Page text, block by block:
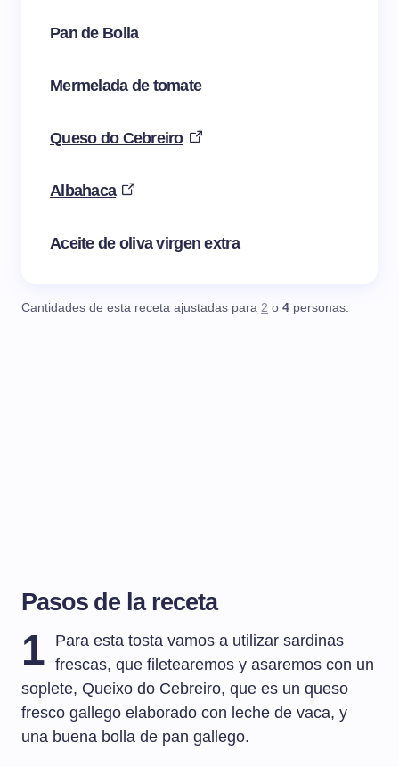
Pan de Bolla
Mermelada de tomate
Queso do Cebreiro
Albahaca
Aceite de oliva virgen extra
Cantidades de esta receta ajustadas para 2 o 4 personas.
Pasos de la receta
1
Para esta tosta vamos a utilizar sardinas
frescas, que filetearemos y asaremos con un
soplete, Queixo do Cebreiro, que es un queso
fresco gallego elaborado con leche de vaca, y
una buena bolla de pan gallego.